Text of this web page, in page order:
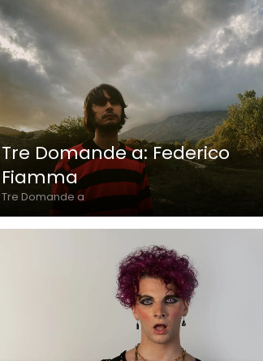
Tre Domande a: Federico
Fiamma
Tre Domande a